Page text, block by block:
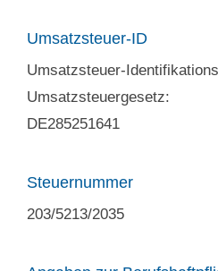
Umsatzsteuer-ID
Umsatzsteuer-
Umsatzsteuergesetz:
DE285251641
Steuernummer
203/5213/2035